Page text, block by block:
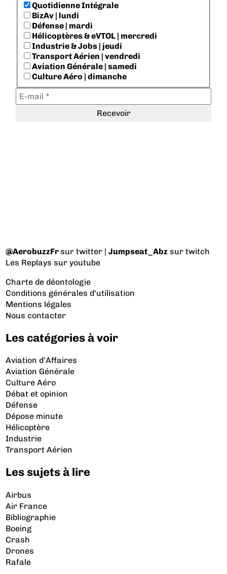
Quotidienne Intégrale
BizAv | lundi
Défense | mardi
Hélicoptères & eVTOL | mercredi
Industrie & Jobs | jeudi
Transport Aérien | vendredi
Aviation Générale | samedi
Culture Aéro | dimanche
@AerobuzzFrsur twitter |Jumpseat_Abz sur twitch
Les Replays sur youtube
Charte de déontologie
Conditions générales d'utilisation
Mentions légales
Nous contacter
Les catégories à voir
Aviation d’Affaires
Aviation Générale
Culture Aéro
Débat et opinion
Défense
Dépose minute
Hélicoptère
Industrie
Transport Aérien
Les sujets à lire
Airbus
Air France
Bibliographie
Boeing
Crash
Drones
Rafale